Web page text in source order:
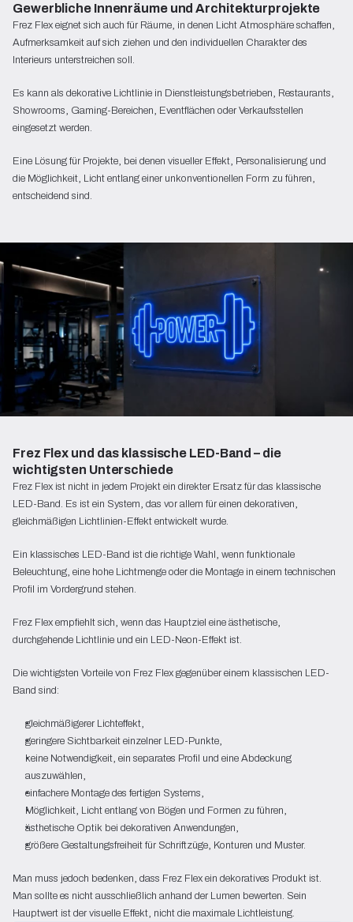
Gewerbliche Innenräume und Architekturprojekte
Frez Flex eignet sich auch für Räume, in denen Licht Atmosphäre schaffen,
Aufmerksamkeit auf sich ziehen und den individuellen Charakter des
Interieurs unterstreichen soll.
Es kann als dekorative Lichtlinie in Dienstleistungsbetrieben, Restaurants,
Showrooms, Gaming-Bereichen, Eventflächen oder Verkaufsstellen
eingesetzt werden.
Eine Lösung für Projekte, bei denen visueller Effekt, Personalisierung und
die Möglichkeit, Licht entlang einer unkonventionellen Form zu führen,
entscheidend sind.
Frez Flex und das klassische LED-Band – die
wichtigsten Unterschiede
Frez Flex ist nicht in jedem Projekt ein direkter Ersatz für das klassische
LED-Band. Es ist ein System, das vor allem für einen dekorativen,
gleichmäßigen Lichtlinien-Effekt entwickelt wurde.
Ein klassisches LED-Band ist die richtige Wahl, wenn funktionale
Beleuchtung, eine hohe Lichtmenge oder die Montage in einem technischen
Profil im Vordergrund stehen.
Frez Flex empfiehlt sich, wenn das Hauptziel eine ästhetische,
durchgehende Lichtlinie und ein LED-Neon-Effekt ist.
Die wichtigsten Vorteile von Frez Flex gegenüber einem klassischen LED-
Band sind:
gleichmäßigerer Lichteffekt,
geringere Sichtbarkeit einzelner LED-Punkte,
keine Notwendigkeit, ein separates Profil und eine Abdeckung
auszuwählen,
einfachere Montage des fertigen Systems,
Möglichkeit, Licht entlang von Bögen und Formen zu führen,
ästhetische Optik bei dekorativen Anwendungen,
größere Gestaltungsfreiheit für Schriftzüge, Konturen und Muster.
Man muss jedoch bedenken, dass Frez Flex ein dekoratives Produkt ist.
Man sollte es nicht ausschließlich anhand der Lumen bewerten. Sein
Hauptwert ist der visuelle Effekt, nicht die maximale Lichtleistung.